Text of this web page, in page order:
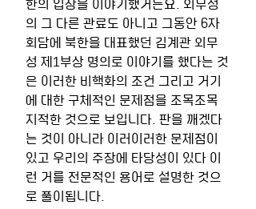
의 그 다른 관료도 아니고 그동안 6자
회담에 북한을 대표했던 김계관 외무
성 제1부상 명의로 이야기를 했다는 것
은 이러한 비핵화의 조건 그리고 거기
에 대한 구체적인 문제점을 조목조목
지적한 것으로 보입니다. 판을 깨겠다
는 것이 아니라 이러이러한 문제점이
있고 우리의 주장에 타당성이 있다 이
런 거를 전문적인 용어로 설명한 것으
로 풀이됩니다.